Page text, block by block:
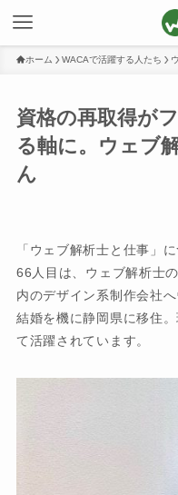
ホーム WACAで活躍する人たち
資格の再取得が
る軸に。ウェブ
ん
「ウェブ解析士と仕事」
66人目は、ウェブ解析士
内のデザイン系制作会社
結婚を機に静岡県に移住
て活躍されています。